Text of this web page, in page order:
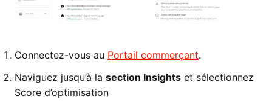
Connectez-vous au Portail commerçant.
Naviguez jusqu’à la section Insights et sélectionnez
Score d’optimisation